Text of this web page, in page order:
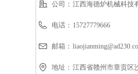
公司： 江西海德炉机械科技
电话： 15727779666
邮箱：
地址： 江西省赣州市章贡区